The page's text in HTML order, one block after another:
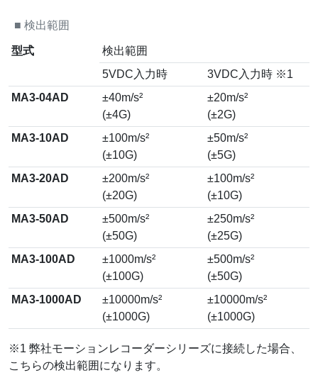
■ 検出範囲
型式
検出範囲
5VDC入力時
3VDC入力時 ※1
MA3-04AD
±40m/s²
(±4G)
±20m/s²
(±2G)
MA3-10AD
±100m/s²
(±10G)
±50m/s²
(±5G)
MA3-20AD
±200m/s²
(±20G)
±100m/s²
(±10G)
MA3-50AD
±500m/s²
(±50G)
±250m/s²
(±25G)
MA3-100AD
±1000m/s²
(±100G)
±500m/s²
(±50G)
MA3-1000AD
±10000m/s²
(±1000G)
±10000m/s²
(±1000G)
※1 弊社モーションレコーダーシリーズに接続した場合、
こちらの検出範囲になります。